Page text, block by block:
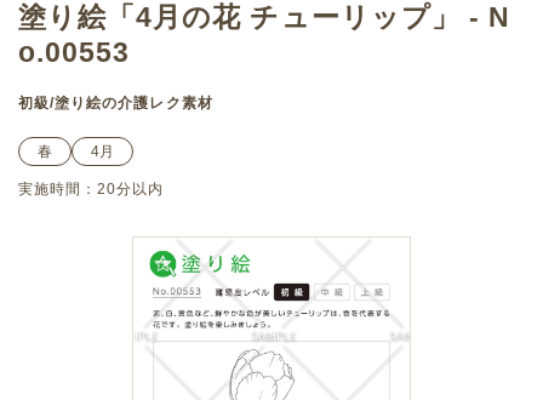
塗り絵「4月の花 チューリップ」 - N
o.00553
初級/塗り絵の介護レク素材
春 4月
実施時間：20分以内